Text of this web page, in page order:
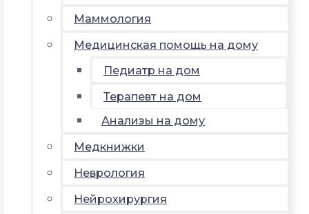
Маммология
Медицинская помощь на дому
Педиатр на дом
Терапевт на дом
Анализы на дому
Медкнижки
Неврология
Нейрохирургия